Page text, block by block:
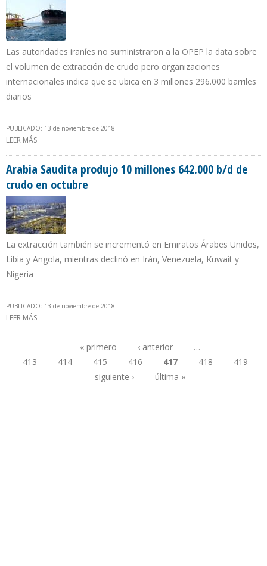
Las autoridades iraníes no suministraron a la OPEP la data sobre
el volumen de extracción de crudo pero organizaciones
internacionales indica que se ubica en 3 millones 296.000 barriles
diarios
PUBLICADO: 13 de noviembre de 2018
LEER MÁS
Arabia Saudita produjo 10 millones 642.000 b/d de
crudo en octubre
La extracción también se incrementó en Emiratos Árabes Unidos,
Libia y Angola, mientras declinó en Irán, Venezuela, Kuwait y
Nigeria
PUBLICADO: 13 de noviembre de 2018
LEER MÁS
Páginas
« primero ‹ anterior
…
413
414 415 416 417 418
419
siguiente ›
última »